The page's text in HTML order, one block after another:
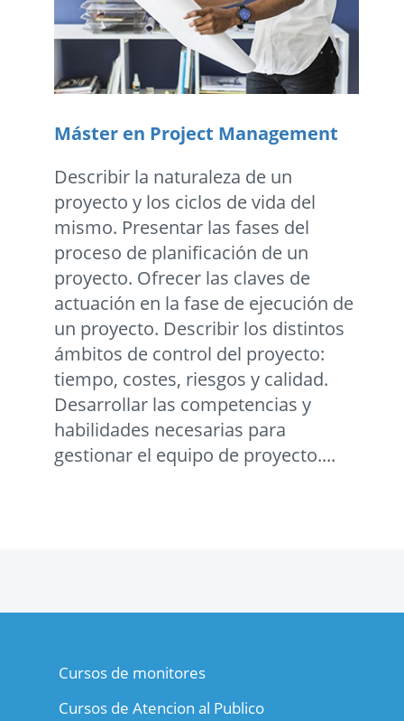
Máster en Project Management
Describir la naturaleza de un
proyecto y los ciclos de vida del
mismo. Presentar las fases del
proceso de planificación de un
proyecto. Ofrecer las claves de
actuación en la fase de ejecución de
un proyecto. Describir los distintos
ámbitos de control del proyecto:
tiempo, costes, riesgos y calidad.
Desarrollar las competencias y
habilidades necesarias para
gestionar el equipo de proyecto....
Cursos de monitores
Cursos de Atencion al Publico